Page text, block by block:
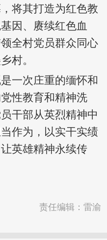
将其打造为红色教
因、赓续红色血
全村党员群众同心
村。
次庄重的缅怀和
性教育和精神洗
干部从英烈精神中
作为，以实干实绩
英雄精神永续传
责任编辑：雷渝